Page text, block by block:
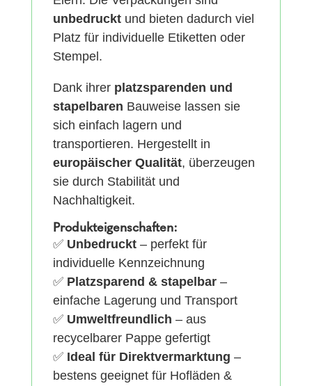
unbedrucktund bieten dadurch viel
Platz für individuelle Etiketten oder
Stempel.
Dank ihrer platzsparenden und
stapelbaren Bauweise lassen sie
sich einfach lagern und
transportieren. Hergestellt in
europäischer Qualität, überzeugen
sie durch Stabilität und
Nachhaltigkeit.
Produkteigenschaften:
✅ Unbedruckt– perfekt für
individuelle Kennzeichnung
✅ Platzsparend & stapelbar–
einfache Lagerung und Transport
✅ Umweltfreundlich – aus
recycelbarer Pappe gefertigt
✅ Ideal für Direktvermarktung –
bestens geeignet für Hofläden &